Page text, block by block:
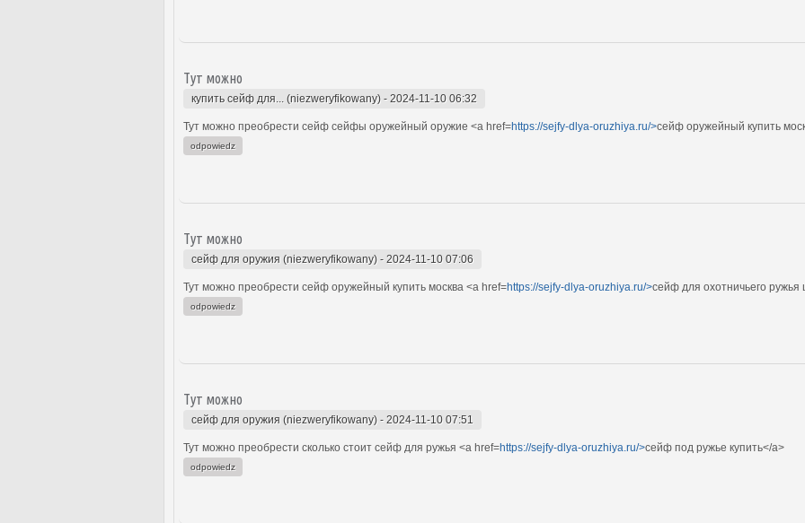
Тут можно
купить сейф для... (niezweryfikowany) - 2024-11-10 06:32
Тут можно преобрести сейф сейфы оружейный оружие <a href=https://sejfy-dlya-oruzhiya.ru/>сейф оружейный купить
odpowiedz
Тут можно
сейф для оружия (niezweryfikowany) - 2024-11-10 07:06
Тут можно преобрести сейф оружейный купить москва <a href=https://sejfy-dlya-oruzhiya.ru/>сейф для охотничьего ружья
odpowiedz
Тут можно
сейф для оружия (niezweryfikowany) - 2024-11-10 07:51
Тут можно преобрести сколько стоит сейф для ружья <a href=https://sejfy-dlya-oruzhiya.ru/>сейф под ружье купить</a>
odpowiedz